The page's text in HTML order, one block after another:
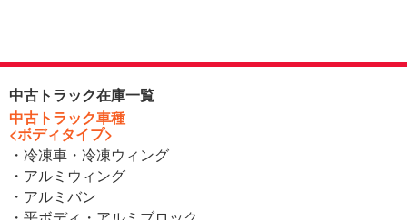
中古トラック在庫一覧
中古トラック車種
<ボディタイプ>
・冷凍車・冷凍ウィング
・アルミウィング
・アルミバン